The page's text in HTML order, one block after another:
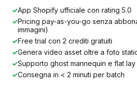
✓App Shopify ufficiale con rating 5.0
✓Pricing pay-as-you-go senza
immagini)
✓Free trial con 2 crediti gratuiti
✓Genera video asset oltre a foto
✓Supporto ghost mannequin e flat
✓Consegna in < 2 minuti per batch